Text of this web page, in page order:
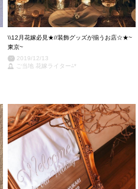
\\12月花嫁必見★//装飾グッズが揃うお店☆★~
東京~
2019/12/13
ご当地 花嫁ライター⁂*